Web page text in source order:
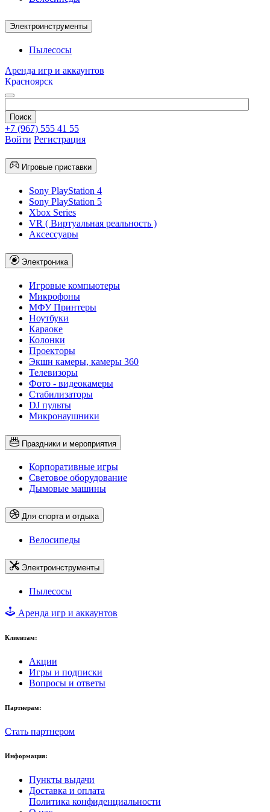
Электроинструменты
Пылесосы
Аренда игр и аккаунтов
Красноярск
+7 (967) 555 41 55
Войти Регистрация
Игровые приставки
Sony PlayStation 4
Sony PlayStation 5
Xbox Series
VR ( Виртуальная реальность )
Аксессуары
Электроника
Игровые компьютеры
Микрофоны
МФУ Принтеры
Ноутбуки
Караоке
Колонки
Проекторы
Экшн камеры, камеры 360
Телевизоры
Фото - видеокамеры
Стабилизаторы
DJ пульты
Микронаушники
Праздники и мероприятия
Корпоративные игры
Световое оборудование
Дымовые машины
Для спорта и отдыха
Велосипеды
Электроинструменты
Пылесосы
Аренда игр и аккаунтов
Клиентам:
Акции
Игры и подписки
Вопросы и ответы
Партнерам:
Стать партнером
Информация:
Пункты выдачи
Доставка и оплата
Политика конфиденциальности